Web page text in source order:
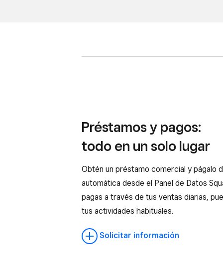
Préstamos y pagos:
todo en un solo lugar
Obtén un préstamo comercial y págalo
automática desde el Panel de Datos
pagas a través de tus ventas diarias,
tus actividades habituales.
Solicitar información